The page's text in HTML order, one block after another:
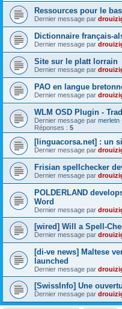
Ressources pour le
Dernier message par
Dictionnaire français-
Dernier message par
Site sur le platt lorrain
Dernier message par
PAO en langue
Dernier message par
WLM OSD Plugin -
Dernier message par merletn
Réponses : 5
[linguacorsa.net] : un
Dernier message par
Frisian spellchecker
Dernier message par
POLDERLAND
Word
Dernier message par
[wired] Will a Spell-
Dernier message par
[di-ve news] Maltese
launched
Dernier message par
[SwissInfo] Une
Dernier message par